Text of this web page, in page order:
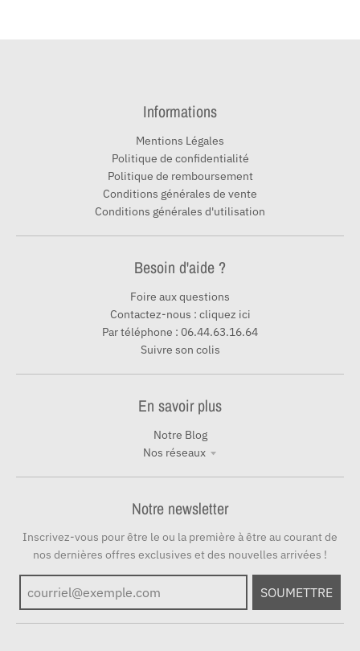
Informations
Mentions Légales
Politique de confidentialité
Politique de remboursement
Conditions générales de vente
Conditions générales d'utilisation
Besoin d'aide ?
Foire aux questions
Contactez-nous : cliquez ici
Par téléphone : 06.44.63.16.64
Suivre son colis
En savoir plus
Notre Blog
Nos réseaux
Notre newsletter
Inscrivez-vous pour être le ou la première à être au courant de
nos dernières offres exclusives et des nouvelles arrivées !
SOUMETTRE